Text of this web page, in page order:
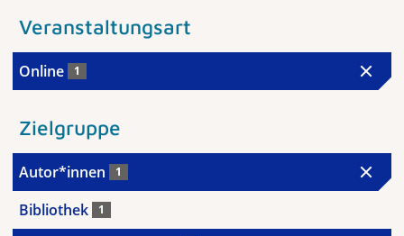
Veranstaltungsart
Online 1
Zielgruppe
Autor*innen 1
Bibliothek 1